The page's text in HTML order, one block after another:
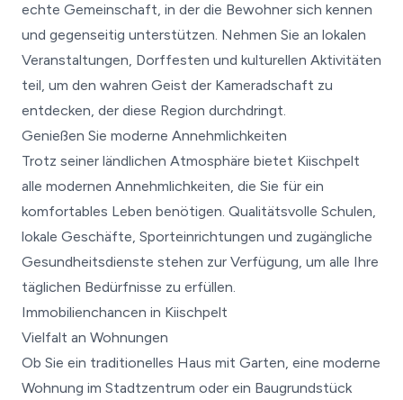
echte Gemeinschaft, in der die Bewohner sich kennen
und gegenseitig unterstützen. Nehmen Sie an lokalen
Veranstaltungen, Dorffesten und kulturellen Aktivitäten
teil, um den wahren Geist der Kameradschaft zu
entdecken, der diese Region durchdringt.
Genießen Sie moderne Annehmlichkeiten
Trotz seiner ländlichen Atmosphäre bietet Kiischpelt
alle modernen Annehmlichkeiten, die Sie für ein
komfortables Leben benötigen. Qualitätsvolle Schulen,
lokale Geschäfte, Sporteinrichtungen und zugängliche
Gesundheitsdienste stehen zur Verfügung, um alle Ihre
täglichen Bedürfnisse zu erfüllen.
Immobilienchancen in Kiischpelt
Vielfalt an Wohnungen
Ob Sie ein traditionelles Haus mit Garten, eine moderne
Wohnung im Stadtzentrum oder ein Baugrundstück